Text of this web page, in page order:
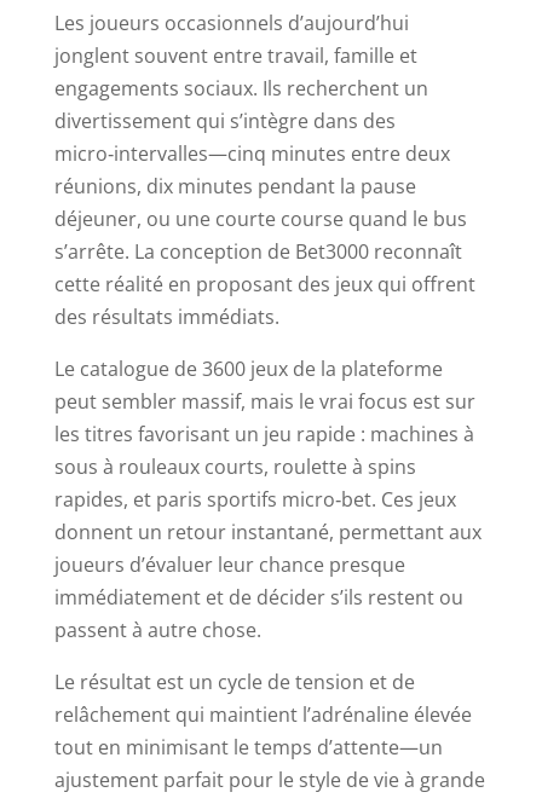
Les joueurs occasionnels d’aujourd’hui
jonglent souvent entre travail, famille et
engagements sociaux. Ils recherchent un
divertissement qui s’intègre dans des
micro‑intervalles—cinq minutes entre deux
réunions, dix minutes pendant la pause
déjeuner, ou une courte course quand le bus
s’arrête. La conception de Bet3000 reconnaît
cette réalité en proposant des jeux qui offrent
des résultats immédiats.
Le catalogue de 3600 jeux de la plateforme
peut sembler massif, mais le vrai focus est sur
les titres favorisant un jeu rapide : machines à
sous à rouleaux courts, roulette à spins
rapides, et paris sportifs micro‑bet. Ces jeux
donnent un retour instantané, permettant aux
joueurs d’évaluer leur chance presque
immédiatement et de décider s’ils restent ou
passent à autre chose.
Le résultat est un cycle de tension et de
relâchement qui maintient l’adrénaline élevée
tout en minimisant le temps d’attente—un
ajustement parfait pour le style de vie à grande